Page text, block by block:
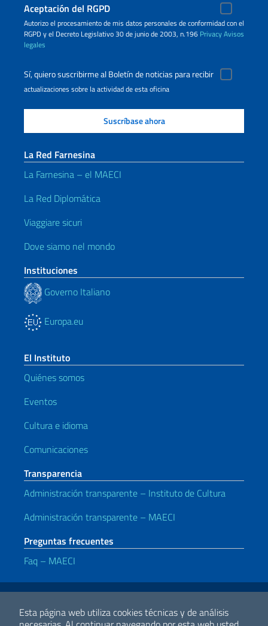
Esta página web utiliza cookies técnicas y de análisis
Aceptación del RGPD
Autorizo ​​el procesamiento de mis datos personales de conformidad con el
RGPD y el Decreto Legislativo 30 de junio de 2003, n.196 PrivacyAvisos
legales
Sí, quiero suscribirme al Boletín de noticias para recibir
actualizaciones sobre la actividad de esta oficina
La Red Farnesina
La Farnesina – el MAECI
La Red Diplomática
Viaggiare sicuri
Dove siamo nel mondo
Instituciones
Governo Italiano
Europa.eu
El Instituto
Quiénes somos
Eventos
Cultura e idioma
Comunicaciones
Transparencia
Administración transparente – Instituto de Cultura
Administración transparente – MAECI
Preguntas frecuentes
Faq – MAECI
Enlaces útiles